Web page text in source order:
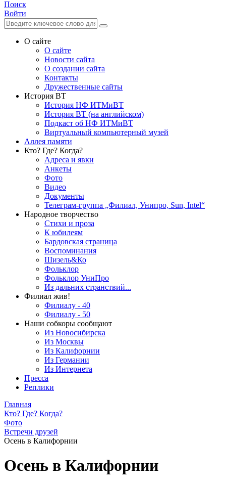
Поиск
Войти
О сайте
О сайте
Новости сайта
О создании сайта
Контакты
Дружественные сайты
История ВТ
История НФ ИТМиВТ
История ВТ (на английском)
Подкаст об НФ ИТМиВТ
Виртуальный компьютерный музей
Аллея памяти
Кто? Где? Когда?
Адреса и явки
Анкеты
Фото
Видео
Документы
Телеграм-группа „Филиал, Унипро, Sun, Intel“
Народное творчество
Стихи и проза
К юбилеям
Бардовская страница
Воспоминания
Шизель&Ко
Фольклор
Фольклор УниПро
Из дальних странствий...
Филиал жив!
Филиалу - 40
Филиалу - 50
Наши собкоры сообщают
Из Новосибирска
Из Москвы
Из Калифорнии
Из Германии
Из Интернета
Пресса
Реплики
Главная
Кто? Где? Когда?
Фото
Встречи друзей
Осень в Калифорнии
Осень в Калифорнии